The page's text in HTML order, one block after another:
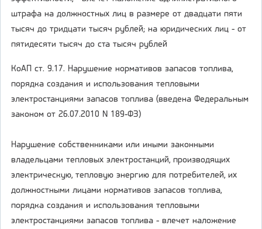
штрафа на должностных лиц в размере от двадцати пяти
тысяч до тридцати тысяч рублей; на юридических лиц - от
пятидесяти тысяч до ста тысяч рублей
КоАП ст. 9.17. Нарушение нормативов запасов топлива,
порядка создания и использования тепловыми
электростанциями запасов топлива (введена Федеральным
законом от 26.07.2010 N 189-ФЗ)
Нарушение собственниками или иными законными
владельцами тепловых электростанций, производящих
электрическую, тепловую энергию для потребителей, их
должностными лицами нормативов запасов топлива,
порядка создания и использования тепловыми
электростанциями запасов топлива - влечет наложение